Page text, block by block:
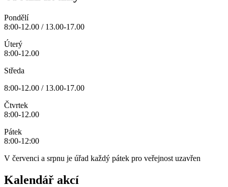
Pondělí
8:00-12.00 / 13.00-17.00
Úterý
8:00-12.00
Středa
8:00-12.00 / 13.00-17.00
Čtvrtek
8:00-12.00
Pátek
8:00-12:00
V červenci a srpnu je úřad každý pátek pro veřejnost uzavřen
Kalendář akcí